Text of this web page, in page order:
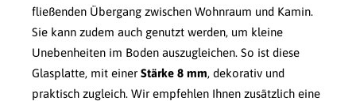
fließenden Übergang zwischen Wohnraum und Kamin.
Sie kann zudem auch genutzt werden, um kleine
Unebenheiten im Boden auszugleichen. So ist diese
Glasplatte, mit einer Stärke 8 mm, dekorativ und
praktisch zugleich. Wir empfehlen Ihnen zusätzlich eine